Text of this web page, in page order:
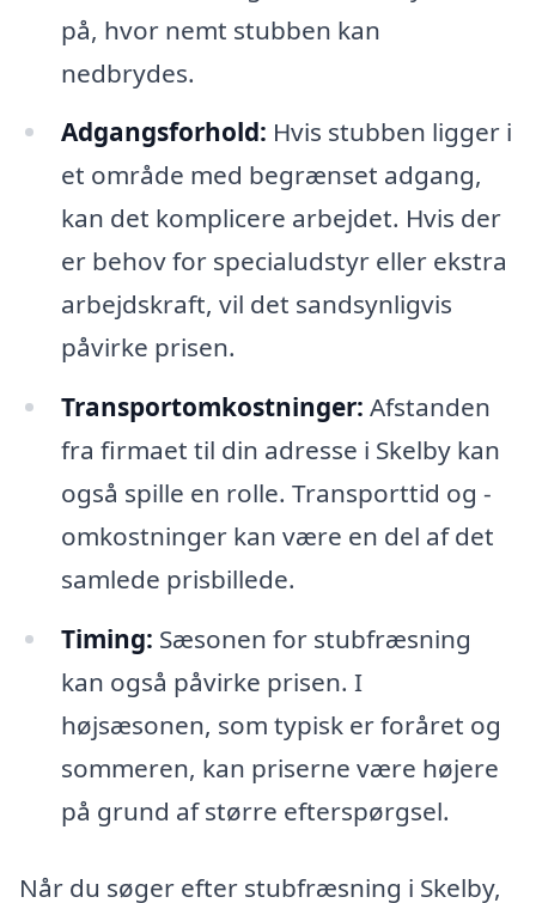
på, hvor nemt stubben kan
nedbrydes.
Adgangsforhold: Hvis stubben ligger i
et område med begrænset adgang,
kan det komplicere arbejdet. Hvis der
er behov for specialudstyr eller ekstra
arbejdskraft, vil det sandsynligvis
påvirke prisen.
Transportomkostninger: Afstanden
fra firmaet til din adresse i Skelby kan
også spille en rolle. Transporttid og -
omkostninger kan være en del af det
samlede prisbillede.
Timing: Sæsonen for stubfræsning
kan også påvirke prisen. I
højsæsonen, som typisk er foråret og
sommeren, kan priserne være højere
på grund af større efterspørgsel.
Når du søger efter stubfræsning i Skelby,